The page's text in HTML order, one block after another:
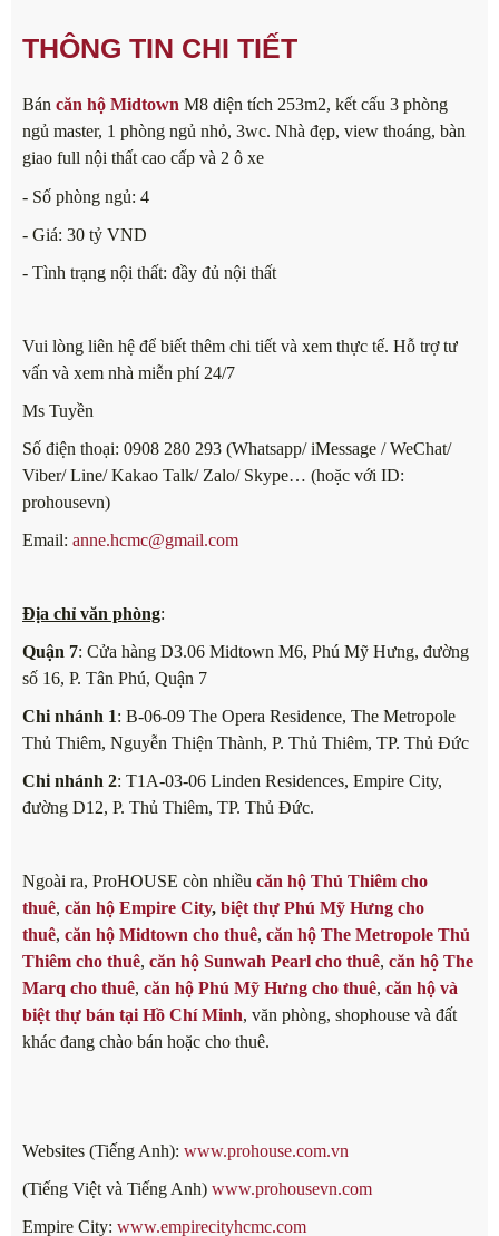
THÔNG TIN CHI TIẾT
Bán căn hộ Midtown M8 diện tích 253m2, kết cấu 3 phòng
ngủ master, 1 phòng ngủ nhỏ, 3wc. Nhà đẹp, view thoáng, bàn
giao full nội thất cao cấp và 2 ô xe
- Số phòng ngủ: 4
- Giá: 30 tỷ VND
- Tình trạng nội thất: đầy đủ nội thất
Vui lòng liên hệ để biết thêm chi tiết và xem thực tế. Hỗ trợ tư
vấn và xem nhà miễn phí 24/7
Ms Tuyền
Số điện thoại: 0908 280 293 (Whatsapp/ iMessage / WeChat/
Viber/ Line/ Kakao Talk/ Zalo/ Skype… (hoặc với ID:
prohousevn)
Email: anne.hcmc@gmail.com
Địa chỉ văn phòng:
Quận 7: Cửa hàng D3.06 Midtown M6, Phú Mỹ Hưng, đường
số 16, P. Tân Phú, Quận 7
Chi nhánh 1: B-06-09 The Opera Residence, The Metropole
Thủ Thiêm, Nguyễn Thiện Thành, P. Thủ Thiêm, TP. Thủ Đức
Chi nhánh 2: T1A-03-06 Linden Residences, Empire City,
đường D12, P. Thủ Thiêm, TP. Thủ Đức.
Ngoài ra, ProHOUSE còn nhiều căn hộ Thủ Thiêm cho
thuê, căn hộ Empire City, biệt thự Phú Mỹ Hưng cho
thuê, căn hộ Midtown cho thuê, căn hộ The Metropole Thủ
Thiêm cho thuê, căn hộ Sunwah Pearl cho thuê, căn hộ The
Marq cho thuê, căn hộ Phú Mỹ Hưng cho thuê, căn hộ và
biệt thự bán tại Hồ Chí Minh, văn phòng, shophouse và đất
khác đang chào bán hoặc cho thuê.
Websites (Tiếng Anh): www.prohouse.com.vn
(Tiếng Việt và Tiếng Anh) www.prohousevn.com
Empire City: www.empirecityhcmc.com